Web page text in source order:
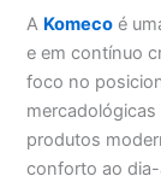
A Komeco é
e em contínuo
foco no
mercadológicas
produtos
conforto ao